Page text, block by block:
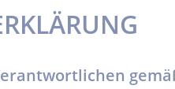
uns die Nutzererfahrung der